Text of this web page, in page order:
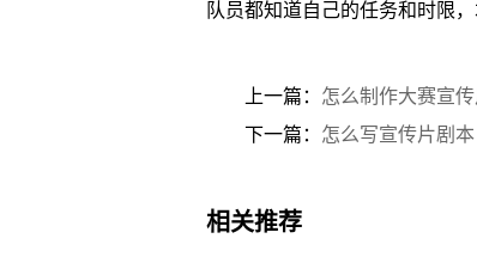
队员都知道自己的任务和时限
上一篇： 怎么制作大赛宣
下一篇： 怎么写宣传片剧本
相关推荐